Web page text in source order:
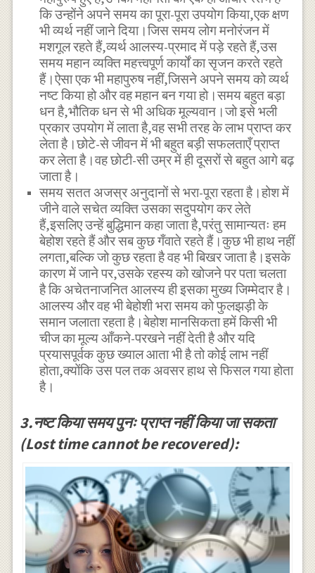
कि उन्होंने अपने समय का पूरा-पूरा उपयोग किया,एक क्षण
भी व्यर्थ नहीं जाने दिया।जिस समय लोग मनोरंजन में
मशगूल रहते हैं,व्यर्थ आलस्य-प्रमाद में पड़े रहते हैं,उस
समय महान व्यक्ति महत्त्वपूर्ण कार्यों का सृजन करते रहते
हैं।ऐसा एक भी महापुरुष नहीं,जिसने अपने समय को व्यर्थ
नष्ट किया हो और वह महान बन गया हो।समय बहुत बड़ा
धन है,भौतिक धन से भी अधिक मूल्यवान।जो इसे भली
प्रकार उपयोग में लाता है,वह सभी तरह के लाभ प्राप्त कर
लेता है।छोटे-से जीवन में भी बहुत बड़ी सफलताएँ प्राप्त
कर लेता है।वह छोटी-सी उम्र में ही दूसरों से बहुत आगे बढ़
जाता है।
समय सतत अजस्र अनुदानों से भरा-पूरा रहता है।होश में
जीने वाले सचेत व्यक्ति उसका सदुपयोग कर लेते
हैं,इसलिए उन्हें बुद्धिमान कहा जाता है,परंतु सामान्यतः हम
बेहोश रहते हैं और सब कुछ गँवाते रहते हैं।कुछ भी हाथ नहीं
लगता,बल्कि जो कुछ रहता है वह भी बिखर जाता है।इसके
कारण में जाने पर,उसके रहस्य को खोजने पर पता चलता
है कि अचेतनाजनित आलस्य ही इसका मुख्य जिम्मेदार है।
आलस्य और वह भी बेहोशी भरा समय को फुलझड़ी के
समान जलाता रहता है।बेहोश मानसिकता हमें किसी भी
चीज का मूल्य आँकने-परखने नहीं देती है और यदि
प्रयासपूर्वक कुछ ख्याल आता भी है तो कोई लाभ नहीं
होता,क्योंकि उस पल तक अवसर हाथ से फिसल गया होता
है।
3.नष्ट किया समय पुनः प्राप्त नहीं किया जा सकता
(Lost time cannot be recovered):